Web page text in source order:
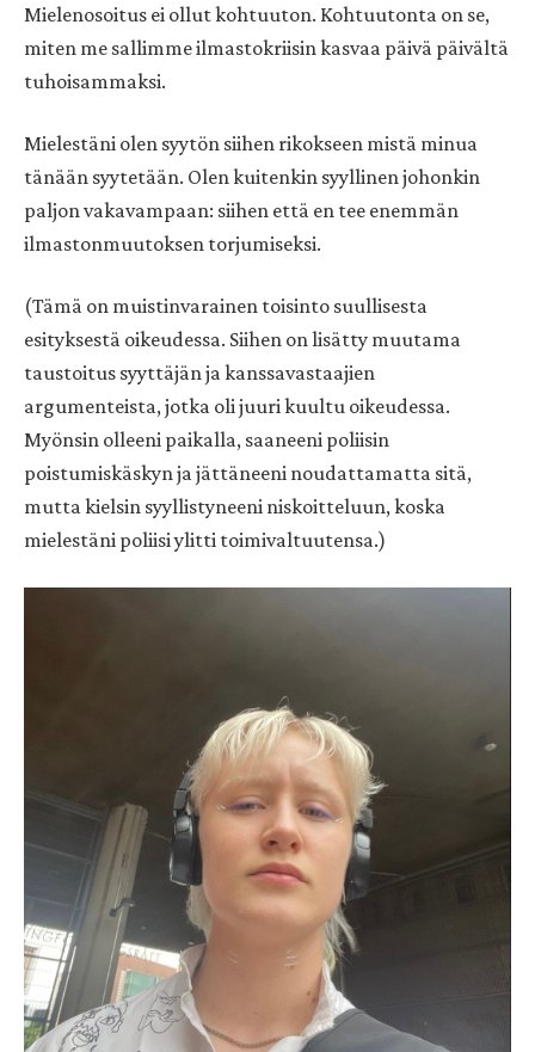
Mielenosoitus ei ollut kohtuuton. Kohtuutonta on se,
miten me sallimme ilmastokriisin kasvaa päivä päivältä
tuhoisammaksi.
Mielestäni olen syytön siihen rikokseen mistä minua
tänään syytetään. Olen kuitenkin syyllinen johonkin
paljon vakavampaan: siihen että en tee enemmän
ilmastonmuutoksen torjumiseksi.
(Tämä on muistinvarainen toisinto suullisesta
esityksestä oikeudessa. Siihen on lisätty muutama
taustoitus syyttäjän ja kanssavastaajien
argumenteista, jotka oli juuri kuultu oikeudessa.
Myönsin olleeni paikalla, saaneeni poliisin
poistumiskäskyn ja jättäneeni noudattamatta sitä,
mutta kielsin syyllistyneeni niskoitteluun, koska
mielestäni poliisi ylitti toimivaltuutensa.)